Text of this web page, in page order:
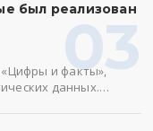
03
был реализован
и факты»,
данных.…